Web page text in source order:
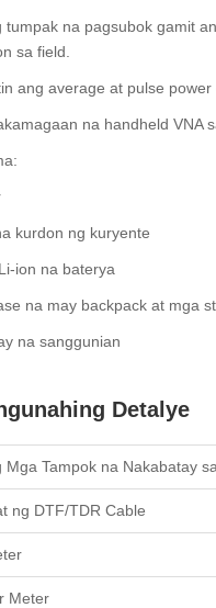
tumpak na pagsubok gamit
sa field.
ang average at pulse
na handheld VNA
kurdon ng kuryente
ion na baterya
na may backpack at mga
na sanggunian
Detalye
Mga Tampok na Nakabatay
ng DTF/TDR Cable
Meter